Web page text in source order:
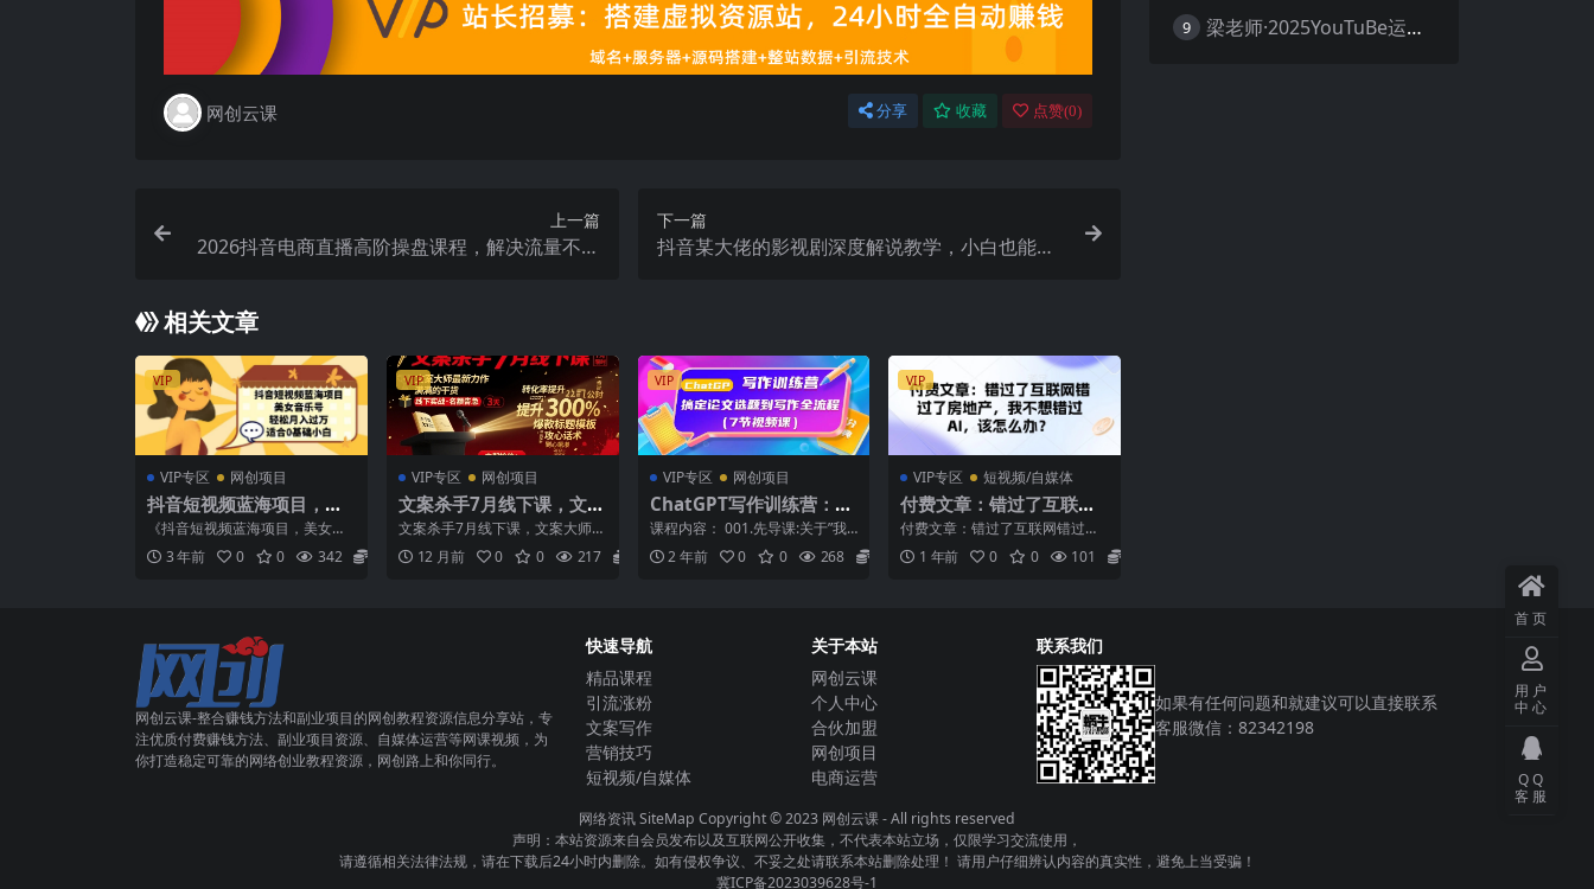
网创云课 分享 收藏 点赞(0)
上一篇
2026抖音电商直播高阶操盘课程，解决流量不稳
下一篇
抖音某大佬的影视剧深度解说教学，小白也能开
相关文章
VIP
VIP专区 网创项目
抖音短视频蓝海项目，美
女音乐号，轻松月入过万
适合小白（教程 100G素
材）
《抖音短视频蓝海项目，美女音
乐号，轻松月入过万，适合0基础
小白》，项目就是在抖音...
3 年前 0 0 342
VIP
VIP专区 网创项目
文案杀手7月线下课，​文案
大师最新力作，满满的干
货
文案杀手7月线下课，​文案大师最
新力作，满满的干货 课程内容：
文案杀手六周年家...
12 月前 0 0 217 5.8
VIP
VIP专区 网创项目
ChatGPT写作训练营：搞
定论文选题到写作全流程
（7节视频课）
课程内容： 001.先导课:关于”我
用ChatGPT帮同学润色论文，被
Natur...
2 年前 0 0 268
VIP
VIP专区 短视频/自媒体
付费文章：错过了互联网
错过了房地产，我不想错
过AI，该怎么办？
付费文章：错过了互联网错过了
房地产，我不想错过AI，该怎么
办? 随着AI的步步逼...
1 年前 0 0 101
9 梁老师·2025YouTuBe运营掘金指南
网创云课-整合赚钱方法和副业项目的网创教程资源信息分享站，专
注优质付费赚钱方法、副业项目资源、自媒体运营等网课视频，为
你打造稳定可靠的网络创业教程资源，网创路上和你同行。
快速导航
精品课程
引流涨粉
文案写作
营销技巧
短视频/自媒体
关于本站
网创云课
个人中心
合伙加盟
网创项目
电商运营
联系我们
如果有任何问题和就建议可以直接联系
客服微信：82342198
网络资讯SiteMap Copyright © 2023 网创云课- All rights reserved
声明：本站资源来自会员发布以及互联网公开收集，不代表本站立场，仅限学习交流使用，
请遵循相关法律法规，请在下载后24小时内删除。如有侵权争议、不妥之处请联系本站删除处理！ 请用户仔细辨认内容的真实性，避免上当受骗！
冀ICP备2023039628号-1
首页
用户
中心
QQ
客服